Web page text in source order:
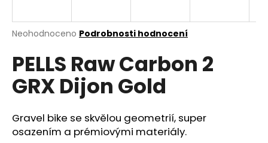
Průměrné
produktu
je
0,0
z
hvězdiček.
Neohodnoceno Podrobnosti hodnocení
PELLS Raw Carbon 2
GRX Dijon Gold
Gravel bike se skvělou geometrií, super
osazením a prémiovými materiály.
n
a
í
t
?